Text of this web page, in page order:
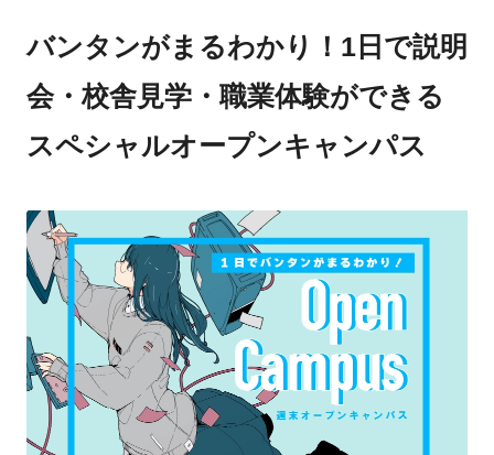
バンタンがまるわかり！1日で説明
会・校舎見学・職業体験ができる
スペシャルオープンキャンパス